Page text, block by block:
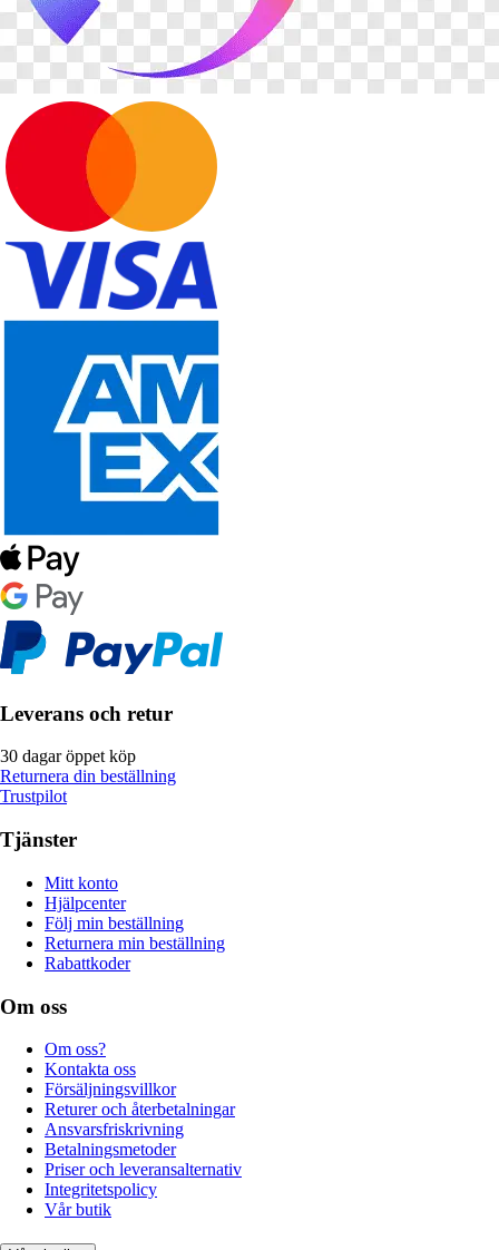
Leverans och retur
30 dagar öppet köp
Returnera din beställning
Trustpilot
Tjänster
Mitt konto
Hjälpcenter
Följ min beställning
Returnera min beställning
Rabattkoder
Om oss
Om oss?
Kontakta oss
Försäljningsvillkor
Returer och återbetalningar
Ansvarsfriskrivning
Betalningsmetoder
Priser och leveransalternativ
Integritetspolicy
Vår butik